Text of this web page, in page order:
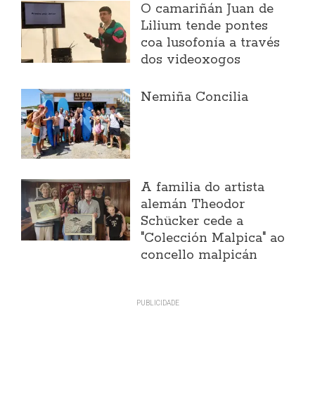
O camariñán Juan de
Lilium tende pontes
coa lusofonía a través
dos videoxogos
Nemiña Concilia
A familia do artista
alemán Theodor
Schücker cede a
"Colección Malpica" ao
concello malpicán